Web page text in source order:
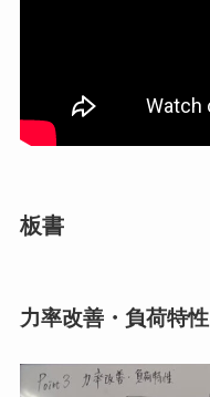
板書
力率改善・負荷特性